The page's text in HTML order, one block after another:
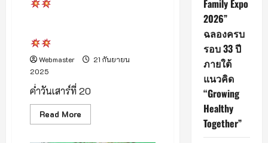
Webmaster
21 กันยายน
2025
ค่ำวันเสาร์ที่ 20
Read More
more
Family Expo
2026”
ฉลองครบ
รอบ 33 ปี
ภายใต้
แนวคิด
“Growing
Healthy
Together”